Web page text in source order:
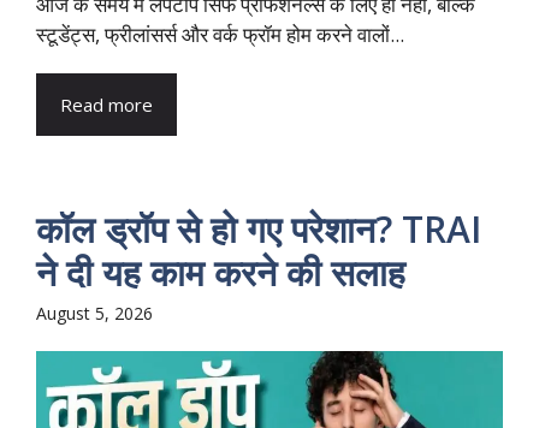
स्टूडेंट्स, फ्रीलांसर्स और वर्क फ्रॉम होम करने वालों...
Read more
कॉल ड्रॉप से हो गए परेशान? TRAI
ने दी यह काम करने की सलाह
August 5, 2026